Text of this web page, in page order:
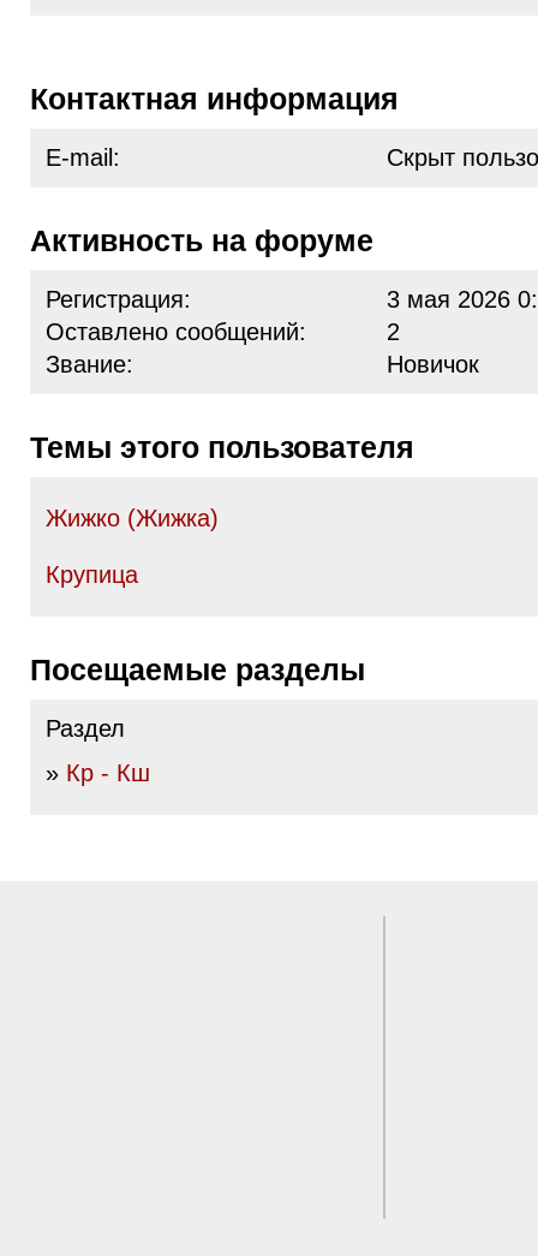
Контактная информация
E-mail: Скрыт
Активность на форуме
Регистрация:
3 мая 2026
Оставлено сообщений:
2
Звание:
Новичок
Темы этого пользователя
Жижко (Жижка)
Крупица
Посещаемые разделы
Раздел
» Кр - Кш